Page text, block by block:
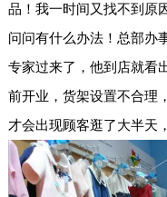
品！我一时间又找不到原
问问有什么办法！总部办
专家过来了，他到店就看
前开业，货架设置不合理
才会出现顾客逛了大半天